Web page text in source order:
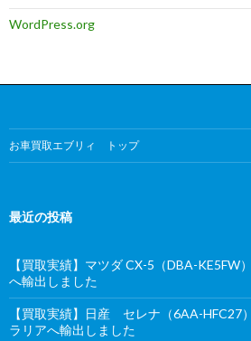
WordPress.org
お車買取エブリィ トップ
最近の投稿
【買取実績】マツダ CX-5（DBA-KE5FW
へ輸出しました
【買取実績】日産 セレナ（6AA-HFC27
ラリアへ輸出しました